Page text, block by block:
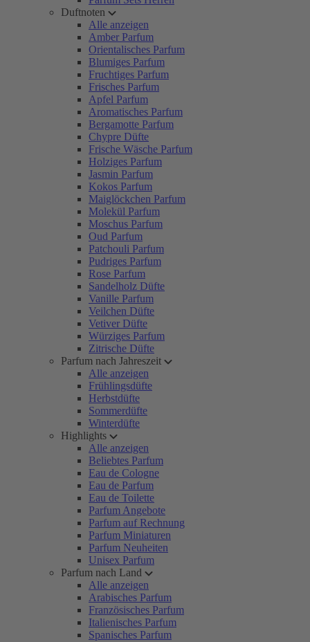
Duftnoten
Alle anzeigen
Amber Parfum
Orientalisches Parfum
Blumiges Parfum
Fruchtiges Parfum
Frisches Parfum
Apfel Parfum
Aromatisches Parfum
Bergamotte Parfum
Chypre Düfte
Frische Wäsche Parfum
Holziges Parfum
Jasmin Parfum
Kokos Parfum
Maiglöckchen Parfum
Molekül Parfum
Moschus Parfum
Oud Parfum
Patchouli Parfum
Pudriges Parfum
Rose Parfum
Sandelholz Düfte
Vanille Parfum
Veilchen Düfte
Vetiver Düfte
Würziges Parfum
Zitrische Düfte
Parfum nach Jahreszeit
Alle anzeigen
Frühlingsdüfte
Herbstdüfte
Sommerdüfte
Winterdüfte
Highlights
Alle anzeigen
Beliebtes Parfum
Eau de Cologne
Eau de Parfum
Eau de Toilette
Parfum Angebote
Parfum auf Rechnung
Parfum Miniaturen
Parfum Neuheiten
Unisex Parfum
Parfum nach Land
Alle anzeigen
Arabisches Parfum
Französisches Parfum
Italienisches Parfum
Spanisches Parfum